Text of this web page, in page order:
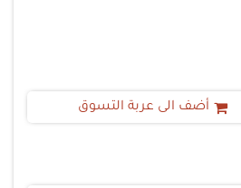
أضف الى عربة التسوق